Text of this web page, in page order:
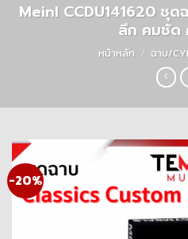
Meinl CCDU141620 ชุ
ลึก คมชัด
หน้าหลัก / ฉาบ/
-20%